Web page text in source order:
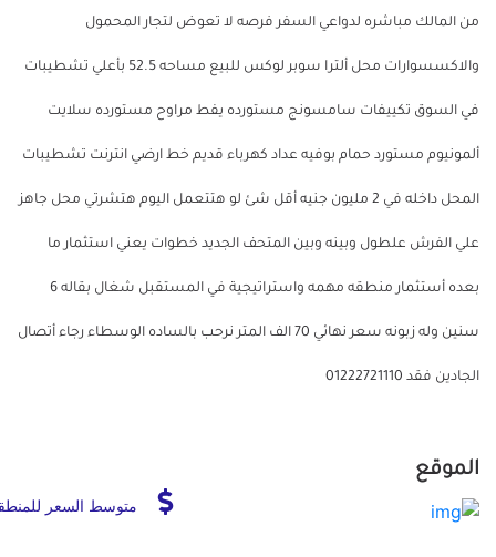
من المالك مباشره لدواعي السفر فرصه لا تعوض لتجار المحمول
والاكسسوارات محل ألترا سوبر لوكس للبيع مساحه 52.5 بأعلي تشطيبات
في السوق تكييفات سامسونج مستورده يفط مراوح مستورده سلايت
ألمونيوم مستورد حمام بوفيه عداد كهرباء قديم خط ارضي انترنت تشطيبات
المحل داخله في 2 مليون جنيه أقل شئ لو هتتعمل اليوم هتشرتي محل جاهز
علي الفرش علطول وبينه وبين المتحف الجديد خطوات يعني استثمار ما
بعده أستثمار منطقه مهمه واستراتيجية في المستقبل شغال بقاله 6
سنين وله زبونه سعر نهائي 70 الف المتر نرحب بالساده الوسطاء رجاء أتصال
الجادين فقد 01222721110
الموقع
متوسط السعر